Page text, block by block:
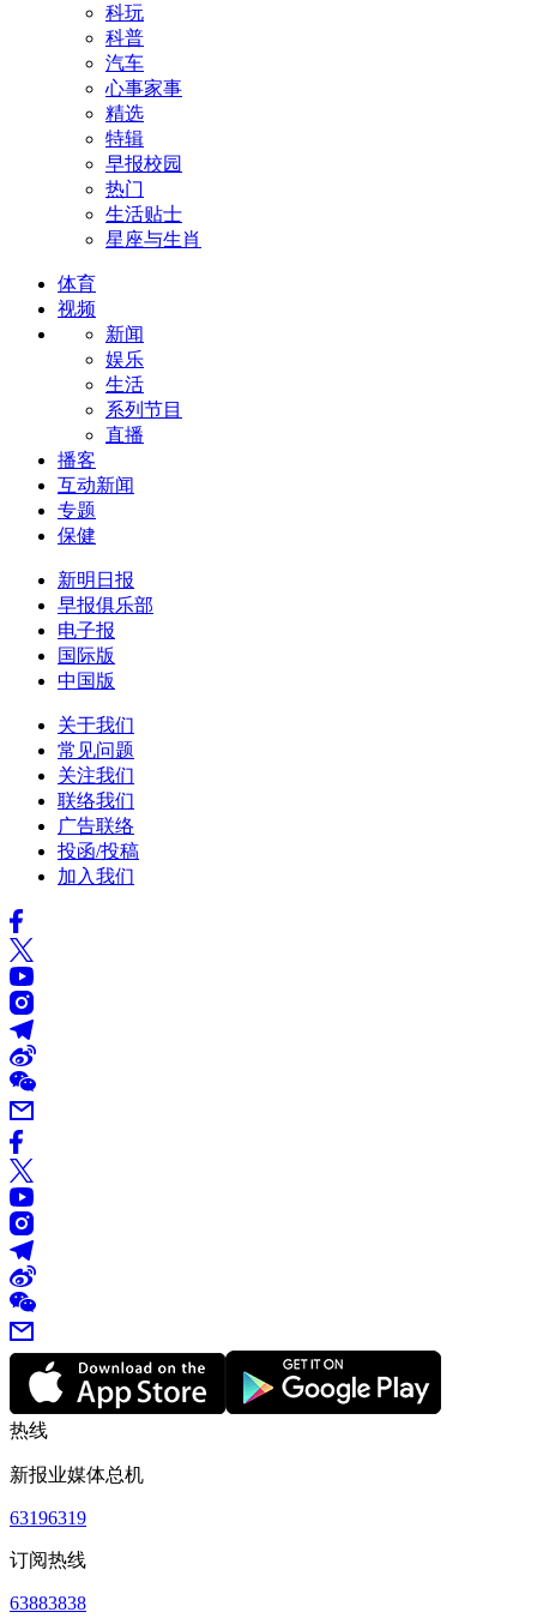
科玩
科普
汽车
心事家事
精选
特辑
早报校园
热门
生活贴士
星座与生肖
体育
视频
新闻
娱乐
生活
系列节目
直播
播客
互动新闻
专题
保健
新明日报
早报俱乐部
电子报
国际版
中国版
关于我们
常见问题
关注我们
联络我们
广告联络
投函/投稿
加入我们
热线
新报业媒体总机
63196319
订阅热线
63883838